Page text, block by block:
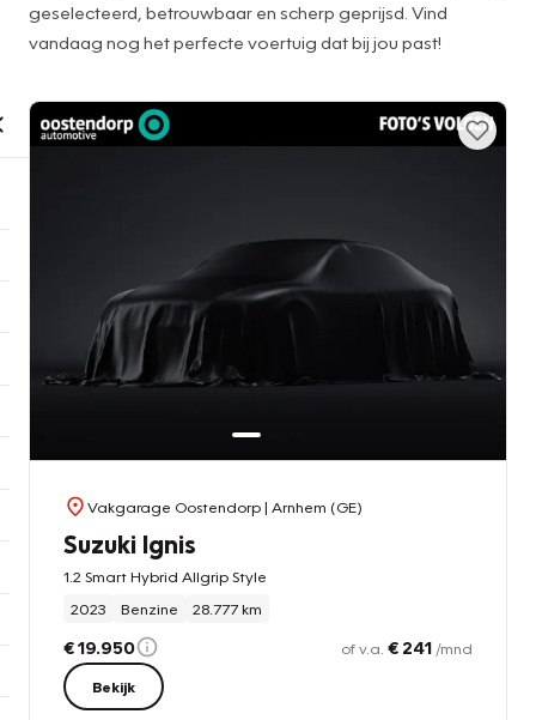
geselecteerd, betrouwbaar en scherp geprijsd. Vind
vandaag nog het perfecte voertuig dat bij jou past!
Vakgarage Oostendorp| Arnhem (GE)
Suzuki Ignis
1.2 Smart Hybrid Allgrip Style
2023
Benzine 28.777 km
€ 19.950 of v.a. € 241 /mnd
Bekijk